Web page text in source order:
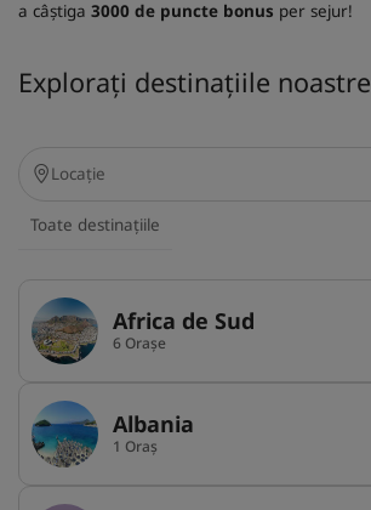
a câștiga 3000 de puncte bonus per sejur!
Explorați destinațiile noastre
Toate destinațiile
Africa de Sud
6 Orașe
Albania
1 Oraș